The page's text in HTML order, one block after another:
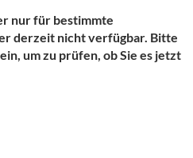
nur für bestimmte
derzeit nicht verfügbar. Bitte
um zu prüfen, ob Sie es jetzt